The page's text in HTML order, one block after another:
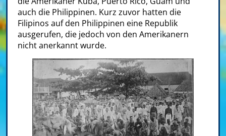
auch die Philippinen. Kurz zuvor hatten die
Filipinos auf den Philippinen eine Republik
ausgerufen, die jedoch von den Amerikanern
nicht anerkannt wurde.